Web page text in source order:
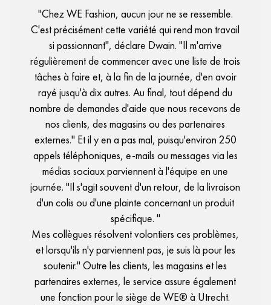
"Chez WE Fashion, aucun jour ne se ressemble.
C'est précisément cette variété qui rend mon travail
si passionnant", déclare Dwain. "Il m'arrive
régulièrement de commencer avec une liste de trois
tâches à faire et, à la fin de la journée, d'en avoir
rayé jusqu'à dix autres. Au final, tout dépend du
nombre de demandes d'aide que nous recevons de
nos clients, des magasins ou des partenaires
externes." Et il y en a pas mal, puisqu'environ 250
appels téléphoniques, e-mails ou messages via les
médias sociaux parviennent à l'équipe en une
journée. "Il s'agit souvent d'un retour, de la livraison
d'un colis ou d'une plainte concernant un produit
spécifique. "
Mes collègues résolvent volontiers ces problèmes,
et lorsqu'ils n'y parviennent pas, je suis là pour les
soutenir." Outre les clients, les magasins et les
partenaires externes, le service assure également
une fonction pour le siège de WE® à Utrecht.